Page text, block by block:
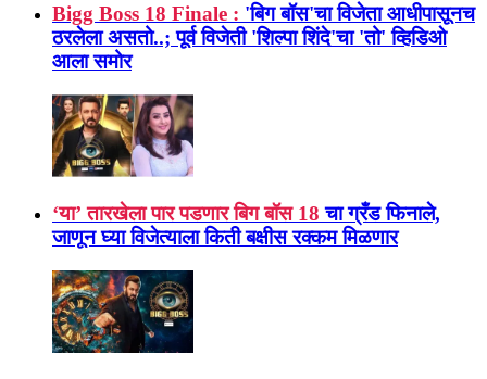
Bigg Boss 18 Finale : 'बिग बॉस'चा विजेता आधीपासूनच
ठरलेला असतो..; पूर्व विजेती 'शिल्पा शिंदे'चा 'तो' व्हिडिओ
आला समोर
‘या’ तारखेला पार पडणार बिग बॉस 18 चा ग्रँड फिनाले,
जाणून घ्या विजेत्याला किती बक्षीस रक्कम मिळणार